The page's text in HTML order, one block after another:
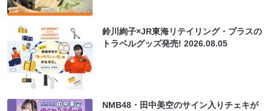
鈴川絢子×JR東海リテイリング・プラスの
トラベルグッズ発売!2026.08.05
NMB48・田中美空のサイン入りチェキが